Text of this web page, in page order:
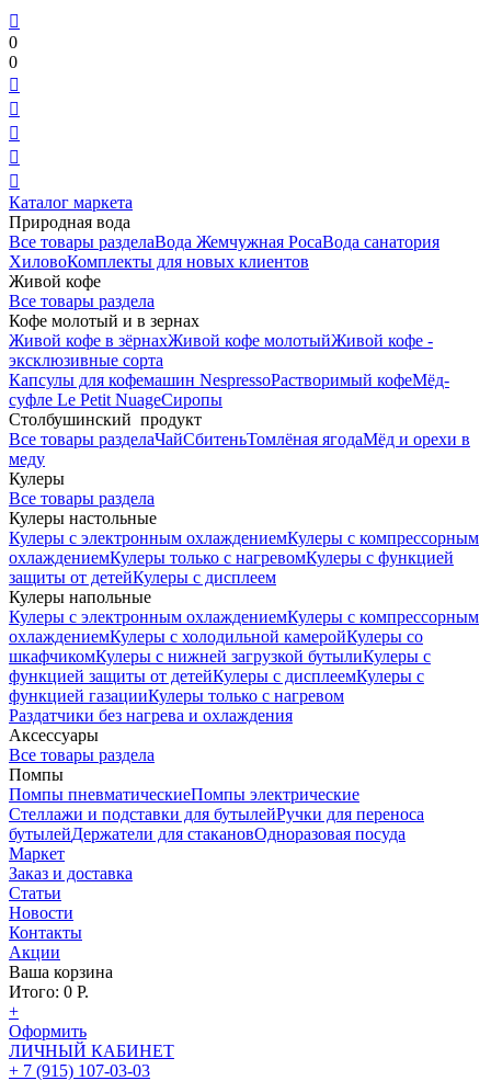

0
0





Каталог маркета
Природная вода
Все товары разделаВода Жемчужная РосаВода санатория
ХиловоКомплекты для новых клиентов
Живой кофе
Все товары раздела
Кофе молотый и в зернах
Живой кофе в зёрнахЖивой кофе молотыйЖивой кофе -
эксклюзивные сорта
Капсулы для кофемашин NespressoРастворимый кофеМёд-
суфле Le Petit NuageСиропы
Столбушинский продукт
Все товары разделаЧайСбитеньТомлёная ягодаМёд и орехи в
меду
Кулеры
Все товары раздела
Кулеры настольные
Кулеры с электронным охлаждениемКулеры с компрессорным
охлаждениемКулеры только с нагревомКулеры с функцией
защиты от детейКулеры с дисплеем
Кулеры напольные
Кулеры с электронным охлаждениемКулеры с компрессорным
охлаждениемКулеры с холодильной камеройКулеры со
шкафчикомКулеры с нижней загрузкой бутылиКулеры с
функцией защиты от детейКулеры с дисплеемКулеры с
функцией газацииКулеры только с нагревом
Раздатчики без нагрева и охлаждения
Аксессуары
Все товары раздела
Помпы
Помпы пневматическиеПомпы электрические
Стеллажи и подставки для бутылейРучки для переноса
бутылейДержатели для стакановОдноразовая посуда
Маркет
Заказ и доставка
Статьи
Новости
Контакты
Акции
Ваша корзина
Итого: 0 Р.
+
Оформить
ЛИЧНЫЙ КАБИНЕТ
+ 7 (915) 107-03-03